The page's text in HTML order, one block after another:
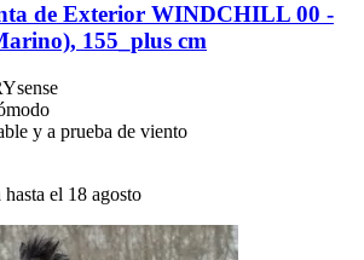
de Exterior WINDCHILL 00 -​
155_plus cm
y a prueba de viento
el 18 agosto